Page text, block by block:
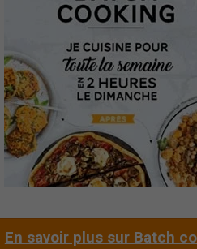
En savoir plus sur Batch